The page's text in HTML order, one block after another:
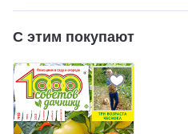
С этим покупают